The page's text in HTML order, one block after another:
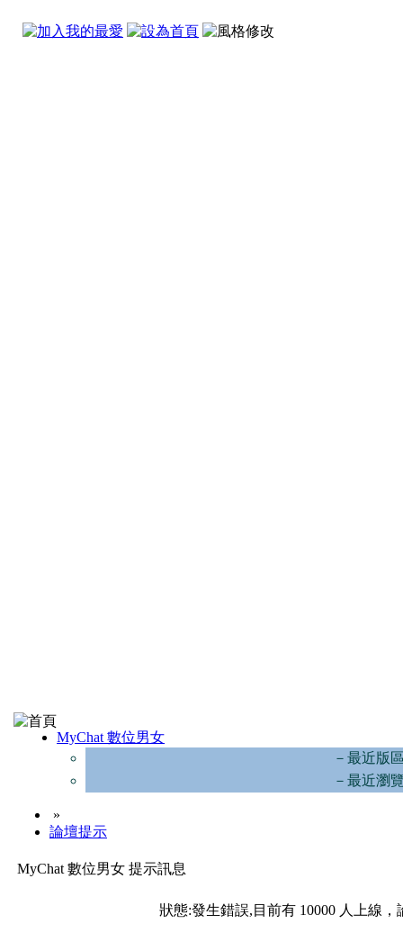
MyChat 數位男女
－最近版
－最近瀏
»
論壇提示
MyChat 數位男女 提示訊息
狀態:發生錯誤,目前有 10000 人上線